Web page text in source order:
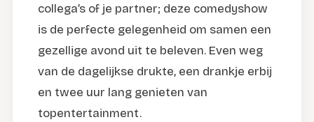
collega’s of je partner; deze comedyshow
is de perfecte gelegenheid om samen een
gezellige avond uit te beleven. Even weg
van de dagelijkse drukte, een drankje erbij
en twee uur lang genieten van
topentertainment.